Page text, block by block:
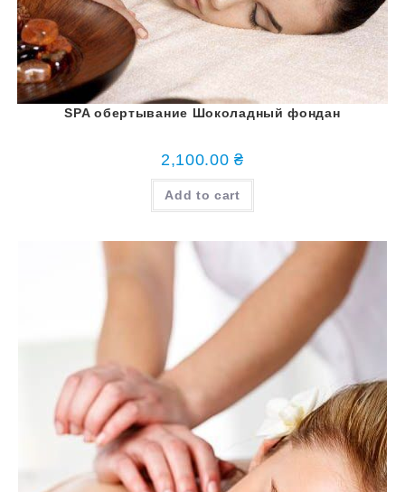
SPA обертывание Шоколадный фондан
2,100.00₴
Add to cart